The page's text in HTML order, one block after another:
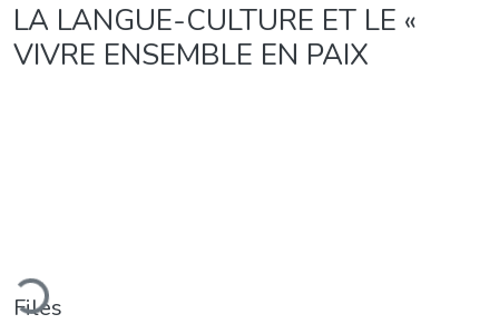
LA LANGUE-CULTURE ET LE «
VIVRE ENSEMBLE EN PAIX
Files